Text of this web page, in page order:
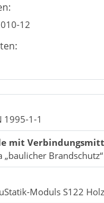
12
1995-1-1
mit
Brandschutz“
Moduls S122